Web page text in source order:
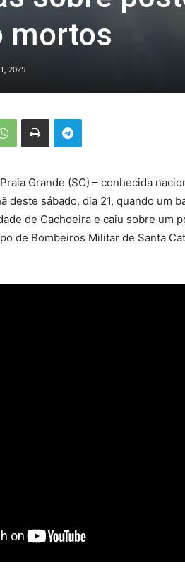
mortos
2025
Grande (SC) – conhecida
deste sábado, dia 21, quando um
de Cachoeira e caiu sobre um
de Bombeiros Militar de Santa